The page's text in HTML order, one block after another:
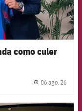
como culer
06 ago. 26
badge